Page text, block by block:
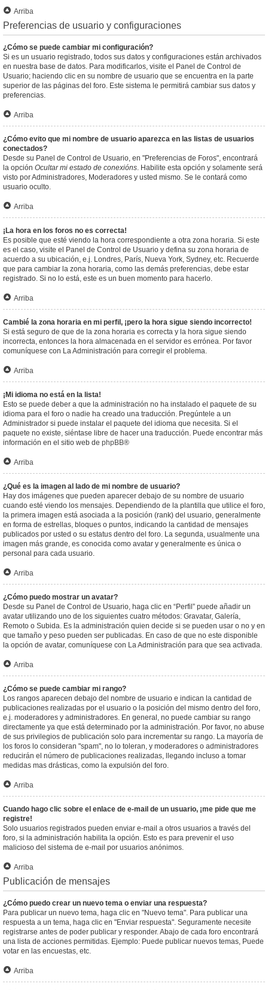
Arriba
Preferencias de usuario y configuraciones
¿Cómo se puede cambiar mi configuración?
Si es un usuario registrado, todos sus datos y configuraciones están archivados
en nuestra base de datos. Para modificarlos, visite el Panel de Control de
Usuario; haciendo clic en su nombre de usuario que se encuentra en la parte
superior de las páginas del foro. Este sistema le permitirá cambiar sus datos y
preferencias.
Arriba
¿Cómo evito que mi nombre de usuario aparezca en las listas de usuarios
conectados?
Desde su Panel de Control de Usuario, en "Preferencias de Foros", encontrará
la opción Ocultar mi estado de conexións. Habilite esta opción y solamente será
visto por Administradores, Moderadores y usted mismo. Se le contará como
usuario oculto.
Arriba
¡La hora en los foros no es correcta!
Es posible que esté viendo la hora correspondiente a otra zona horaria. Si este
es el caso, visite el Panel de Control de Usuario y defina su zona horaria de
acuerdo a su ubicación, e.j. Londres, París, Nueva York, Sydney, etc. Recuerde
que para cambiar la zona horaria, como las demás preferencias, debe estar
registrado. Si no lo está, este es un buen momento para hacerlo.
Arriba
Cambié la zona horaria en mi perfil, ¡pero la hora sigue siendo incorrecto!
Si está seguro de que de la zona horaria es correcta y la hora sigue siendo
incorrecta, entonces la hora almacenada en el servidor es errónea. Por favor
comuníquese con La Administración para corregir el problema.
Arriba
¡Mi idioma no está en la lista!
Esto se puede deber a que la administración no ha instalado el paquete de su
idioma para el foro o nadie ha creado una traducción. Pregúntele a un
Administrador si puede instalar el paquete del idioma que necesita. Si el
paquete no existe, siéntase libre de hacer una traducción. Puede encontrar más
información en el sitio web de phpBB®
Arriba
¿Qué es la imagen al lado de mi nombre de usuario?
Hay dos imágenes que pueden aparecer debajo de su nombre de usuario
cuando esté viendo los mensajes. Dependiendo de la plantilla que utilice el foro,
la primera imagen está asociada a la posición (rank) del usuario, generalmente
en forma de estrellas, bloques o puntos, indicando la cantidad de mensajes
publicados por usted o su estatus dentro del foro. La segunda, usualmente una
imagen más grande, es conocida como avatar y generalmente es única o
personal para cada usuario.
Arriba
¿Cómo puedo mostrar un avatar?
Desde su Panel de Control de Usuario, haga clic en “Perfil” puede añadir un
avatar utilizando uno de los siguientes cuatro métodos: Gravatar, Galería,
Remoto o Subida. Es la administración quien decide si se pueden usar o no y en
que tamaño y peso pueden ser publicadas. En caso de que no este disponible
la opción de avatar, comuníquese con La Administración para que sea activada.
Arriba
¿Cómo se puede cambiar mi rango?
Los rangos aparecen debajo del nombre de usuario e indican la cantidad de
publicaciones realizadas por el usuario o la posición del mismo dentro del foro,
e.j. moderadores y administradores. En general, no puede cambiar su rango
directamente ya que está determinado por la administración. Por favor, no abuse
de sus privilegios de publicación solo para incrementar su rango. La mayoría de
los foros lo consideran "spam", no lo toleran, y moderadores o administradores
reducirán el número de publicaciones realizadas, llegando incluso a tomar
medidas mas drásticas, como la expulsión del foro.
Arriba
Cuando hago clic sobre el enlace de e-mail de un usuario, ¡me pide que me
registre!
Solo usuarios registrados pueden enviar e-mail a otros usuarios a través del
foro, si la administración habilita la opción. Esto es para prevenir el uso
malicioso del sistema de e-mail por usuarios anónimos.
Arriba
Publicación de mensajes
¿Cómo puedo crear un nuevo tema o enviar una respuesta?
Para publicar un nuevo tema, haga clic en "Nuevo tema". Para publicar una
respuesta a un tema, haga clic en "Enviar respuesta". Seguramente necesite
registrarse antes de poder publicar y responder. Abajo de cada foro encontrará
una lista de acciones permitidas. Ejemplo: Puede publicar nuevos temas, Puede
votar en las encuestas, etc.
Arriba